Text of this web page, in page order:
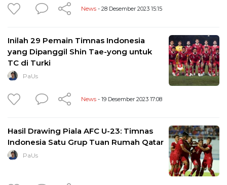
News - 28 Desember 2023 15:15
Inilah 29 Pemain Timnas Indonesia
yang Dipanggil Shin Tae-yong untuk
TC di Turki
PaUs
News - 19 Desember 2023 17:08
Hasil Drawing Piala AFC U-23: Timnas
Indonesia Satu Grup Tuan Rumah Qatar
PaUs